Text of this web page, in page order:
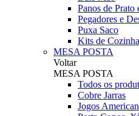
Panos de Prato
Pegadores e
Puxa Saco
Kits de Cozinha
MESA POSTA
Voltar
MESA POSTA
Todos os
Cobre Jarras
Jogos